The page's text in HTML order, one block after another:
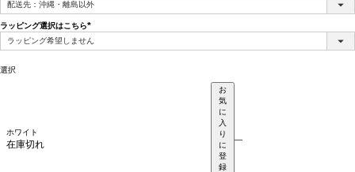
ラッピング選択はこちら
(必
選択
ホワイト
在庫切れ
お
気
に
入
り
に
登
録
—